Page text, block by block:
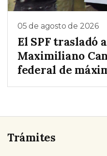
05 de agosto de 2026
El SPF trasladó
Maximiliano
federal de
Trámites